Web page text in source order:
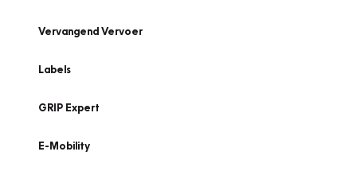
Vervangend Vervoer
Labels
GRIP Expert
E-Mobility